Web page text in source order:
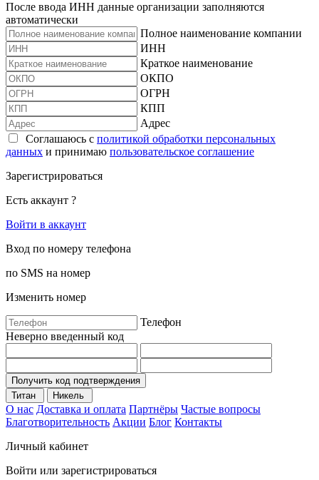
После ввода ИНН данные организации заполняются
автоматически
Полное наименование компании
ИНН
Краткое наименование
ОКПО
ОГРН
КПП
Адрес
Соглашаюсь с политикой обработки персональных
данных и принимаю пользовательское соглашение
Зарегистрироваться
Есть аккаунт ?
Войти в аккаунт
Вход по номеру телефона
по SMS на номер
Изменить номер
Телефон
Неверно введенный код
Получить код подтверждения
Титан
Никель
О нас Доставка и оплата Партнёры Частые вопросы
Благотворительность Акции Блог Контакты
Личный кабинет
Войти или зарегистрироваться